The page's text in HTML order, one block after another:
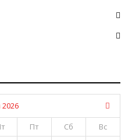
Пт Сб Вс